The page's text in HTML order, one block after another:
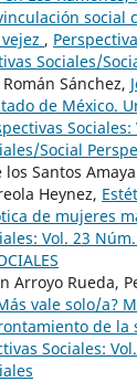
social
,
Sociales/
Sánchez,
de México.
Social
los Santos
Heynez,
de mujeres
Vol. 23
Arroyo Rueda,
vale solo/a?
de la
Sociales: